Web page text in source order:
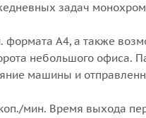
задач
A4, а также
небольшого
машины и
мин. Время выхода